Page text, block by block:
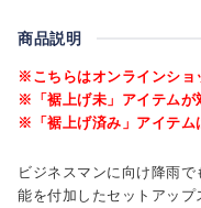
商品説明
※こちらはオンラインショ
※「裾上げ未」アイテムが
※「裾上げ済み」アイテム
ビジネスマンに向け降雨
能を付加したセットアップ